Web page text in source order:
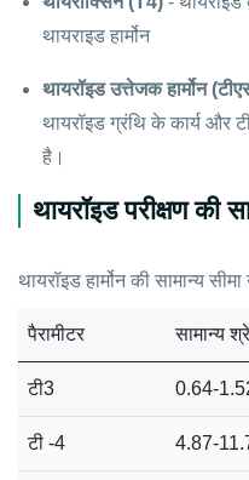
थायराइड हार्मोन
थायरॉइड उत्तेजक हार्मोन
थायरॉइड ग्रंथि के कार्य और
है।
थायरॉइड परीक्षण की
थायरॉइड हार्मोन की सामान्य
पैरामीटर सामान्य
टी3 0.64-
टी -4 4.87-